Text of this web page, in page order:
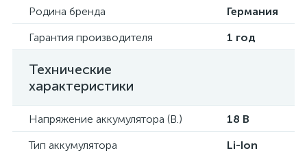
Родина бренда
Германия
Гарантия производителя
1 год
Технические
характеристики
Напряжение аккумулятора (В.)
18 В
Тип аккумулятора
Li-Ion